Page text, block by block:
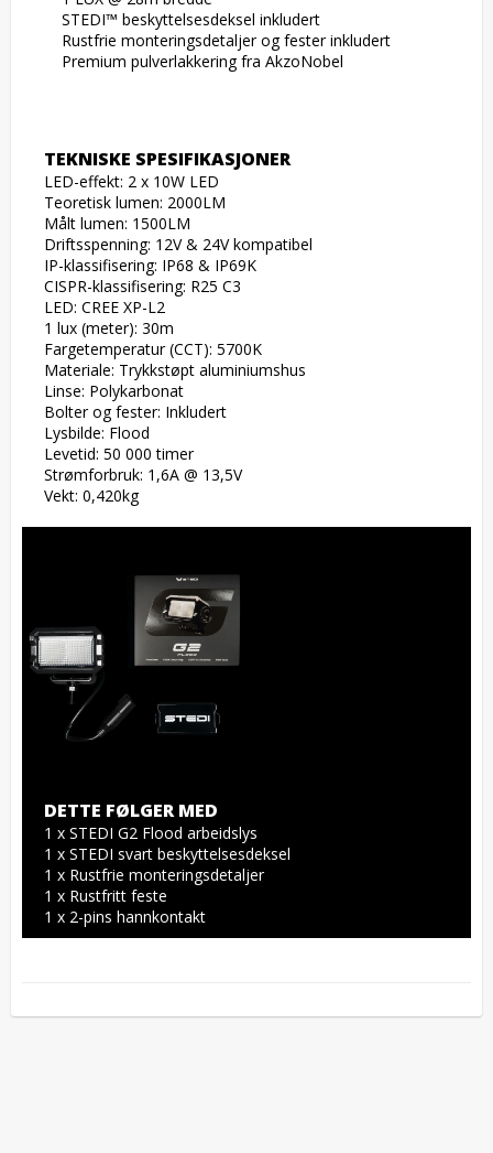
    Premium pulverlakkering fra AkzoNobel
TEKNISKE SPESIFIKASJONER
LED-effekt: 2 x 10W LED
Teoretisk lumen: 2000LM
Målt lumen: 1500LM
Driftsspenning: 12V & 24V kompatibel
IP-klassifisering: IP68 & IP69K
CISPR-klassifisering: R25 C3
LED: CREE XP-L2
1 lux (meter): 30m
Fargetemperatur (CCT): 5700K
Materiale: Trykkstøpt aluminiumshus
Linse: Polykarbonat
Bolter og fester: Inkludert
Lysbilde: Flood
Levetid: 50 000 timer
Strømforbruk: 1,6A @ 13,5V
Vekt: 0,420kg
DETTE FØLGER MED
1 x STEDI G2 Flood arbeidslys
1 x STEDI svart beskyttelsesdeksel
1 x Rustfrie monteringsdetaljer
1 x Rustfritt feste